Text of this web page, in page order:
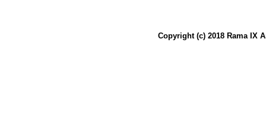
Copyright (c) 2018 Rama IX